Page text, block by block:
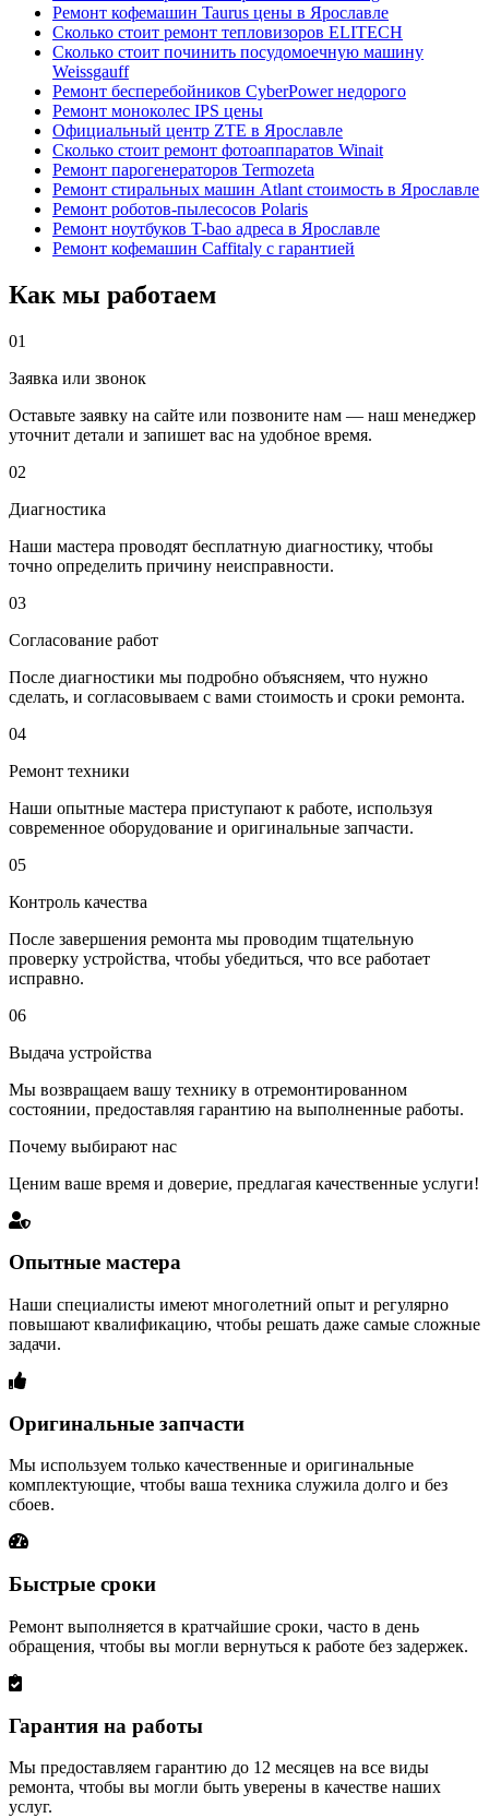
Ремонт кофемашин Taurus цены в Ярославле
Сколько стоит ремонт тепловизоров ELITECH
Сколько стоит починить посудомоечную машину
Weissgauff
Ремонт бесперебойников CyberPower недорого
Ремонт моноколес IPS цены
Официальный центр ZTE в Ярославле
Сколько стоит ремонт фотоаппаратов Winait
Ремонт парогенераторов Termozeta
Ремонт стиральных машин Atlant стоимость в Ярославле
Ремонт роботов-пылесосов Polaris
Ремонт ноутбуков T-bao адреса в Ярославле
Ремонт кофемашин Caffitaly с гарантией
Как мы работаем
01
Заявка или звонок
Оставьте заявку на сайте или позвоните нам — наш менеджер
уточнит детали и запишет вас на удобное время.
02
Диагностика
Наши мастера проводят бесплатную диагностику, чтобы
точно определить причину неисправности.
03
Согласование работ
После диагностики мы подробно объясняем, что нужно
сделать, и согласовываем с вами стоимость и сроки ремонта.
04
Ремонт техники
Наши опытные мастера приступают к работе, используя
современное оборудование и оригинальные запчасти.
05
Контроль качества
После завершения ремонта мы проводим тщательную
проверку устройства, чтобы убедиться, что все работает
исправно.
06
Выдача устройства
Мы возвращаем вашу технику в отремонтированном
состоянии, предоставляя гарантию на выполненные работы.
Почему выбирают нас
Ценим ваше время и доверие, предлагая качественные услуги!
Опытные мастера
Наши специалисты имеют многолетний опыт и регулярно
повышают квалификацию, чтобы решать даже самые сложные
задачи.
Оригинальные запчасти
Мы используем только качественные и оригинальные
комплектующие, чтобы ваша техника служила долго и без
сбоев.
Быстрые сроки
Ремонт выполняется в кратчайшие сроки, часто в день
обращения, чтобы вы могли вернуться к работе без задержек.
Гарантия на работы
Мы предоставляем гарантию до 12 месяцев на все виды
ремонта, чтобы вы могли быть уверены в качестве наших
услуг.